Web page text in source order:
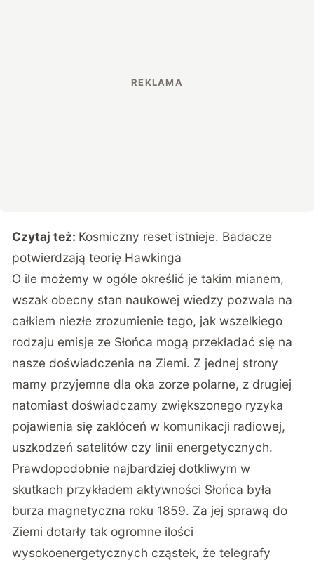
Czytaj też: Kosmiczny reset istnieje. Badacze
potwierdzają teorię Hawkinga
O ile możemy w ogóle określić je takim mianem,
wszak obecny stan naukowej wiedzy pozwala na
całkiem niezłe zrozumienie tego, jak wszelkiego
rodzaju emisje ze Słońca mogą przekładać się na
nasze doświadczenia na Ziemi. Z jednej strony
mamy przyjemne dla oka zorze polarne, z drugiej
natomiast doświadczamy zwiększonego ryzyka
pojawienia się zakłóceń w komunikacji radiowej,
uszkodzeń satelitów czy linii energetycznych.
Prawdopodobnie najbardziej dotkliwym w
skutkach przykładem aktywności Słońca była
burza magnetyczna roku 1859. Za jej sprawą do
Ziemi dotarły tak ogromne ilości
wysokoenergetycznych cząstek, że telegrafy